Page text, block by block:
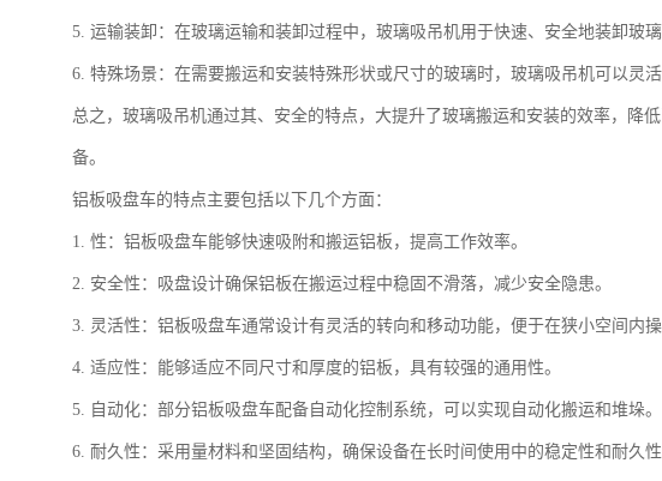
5. 运输装卸：在玻璃运输和装卸过程中，玻璃吸吊机用于快速、安全地装卸玻
6. 特殊场景：在需要搬运和安装特殊形状或尺寸的玻璃时，玻璃吸吊机可以灵
总之，玻璃吸吊机通过其、安全的特点，大提升了玻璃搬运和安装的效率，降
备。
铝板吸盘车的特点主要包括以下几个方面：
1. 性：铝板吸盘车能够快速吸附和搬运铝板，提高工作效率。
2. 安全性：吸盘设计确保铝板在搬运过程中稳固不滑落，减少安全隐患。
3. 灵活性：铝板吸盘车通常设计有灵活的转向和移动功能，便于在狭小空间内操
4. 适应性：能够适应不同尺寸和厚度的铝板，具有较强的通用性。
5. 自动化：部分铝板吸盘车配备自动化控制系统，可以实现自动化搬运和堆垛。
6. 耐久性：采用量材料和坚固结构，确保设备在长时间使用中的稳定性和耐久性